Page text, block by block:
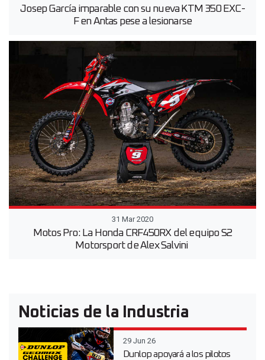
Josep García imparable con su nueva KTM 350 EXC-
F en Antas pese a lesionarse
31 Mar 2020
Motos Pro: La Honda CRF450RX del equipo S2
Motorsport de Alex Salvini
Noticias de la Industria
29 Jun 26
Dunlop apoyará a los pilotos